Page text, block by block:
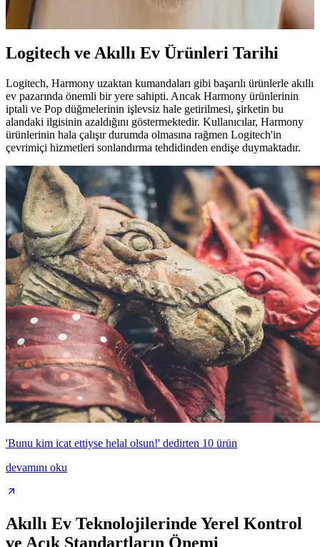
çıkıyor.
Logitech ve Akıllı Ev Ürünleri Tarihi
Logitech, Harmony uzaktan kumandaları gibi başarılı ürünlerle akıllı
ev pazarında önemli bir yere sahipti. Ancak Harmony ürünlerinin
iptali ve Pop düğmelerinin işlevsiz hale getirilmesi, şirketin bu
alandaki ilgisinin azaldığını göstermektedir. Kullanıcılar, Harmony
ürünlerinin hala çalışır durumda olmasına rağmen Logitech'in
çevrimiçi hizmetleri sonlandırma tehdidinden endişe duymaktadır.
'Bunu kim icat ettiyse helal olsun!' dedirten 10 ürün
devamını oku
Akıllı Ev Teknolojilerinde Yerel Kontrol
ve Açık Standartların Önemi